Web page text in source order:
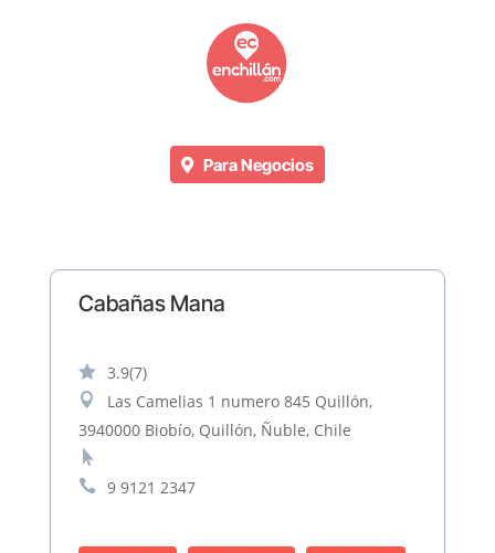
Para Negocios
Cabañas Mana
 3.9(7)

Las Camelias 1 numero 845 Quillón,
3940000 Biobío, Quillón, Ñuble, Chile


9 9121 2347